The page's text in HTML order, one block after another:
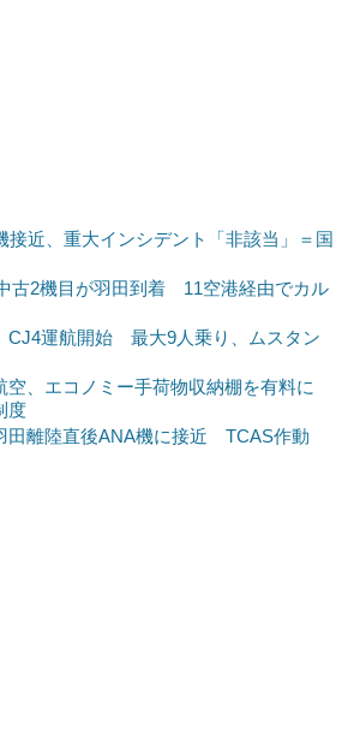
接近、重大インシデント「非該当」＝国
古2機目が羽田到着 11空港経由でカル
CJ4運航開始 最大9人乗り、ムスタン
空、エコノミー手荷物収納棚を有料に
度
田離陸直後ANA機に接近 TCAS作動